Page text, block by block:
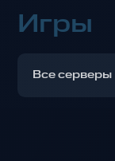
Игры
Все серверы